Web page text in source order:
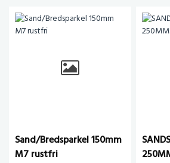
Sand/Bredsparkel 150mm
M7 rustfri